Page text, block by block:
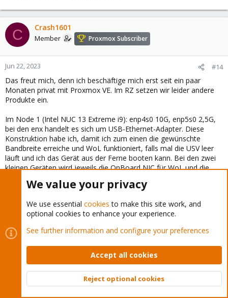
C Crash1601
Member Proxmox Subscriber
Jun 22, 2023 #14
Das freut mich, denn ich beschäftige mich erst seit ein paar
Monaten privat mit Proxmox VE. Im RZ setzen wir leider andere
Produkte ein.
Im Node 1 (Intel NUC 13 Extreme i9): enp4s0 10G, enp5s0 2,5G,
bei den enx handelt es sich um USB-Ethernet-Adapter. Diese
Konstruktion habe ich, damit ich zum einen die gewünschte
Bandbreite erreiche und WoL funktioniert, falls mal die USV leer
läuft und ich das Gerät aus der Ferne booten kann. Bei den zwei
kleinen Geräten wird jeweils die OnBoard NIC für WoL und die
reicht das aus, weil die nur für die Erfüllung des quorum
erhalten, wenn Node-1 nicht online ist.
Ich teste gleich mal ohne die OnBoard NICs.
Besteht irgendwie die Möglichkeit genauere Einblicke in die
Verbindungswege zu erhalten? Ich habe bereits einiges recheriert,
aber keine Idee mehr bzw. keinen Ansatz mehr wo das Problem
liegen soll. Es ist aus meiner Sicht völlig unlogisch
Top
We value your privacy
We use essential cookies to make this site work, and
optional cookies to enhance your experience.
See further information and configure your preferences
Accept all cookies
Reject optional cookies